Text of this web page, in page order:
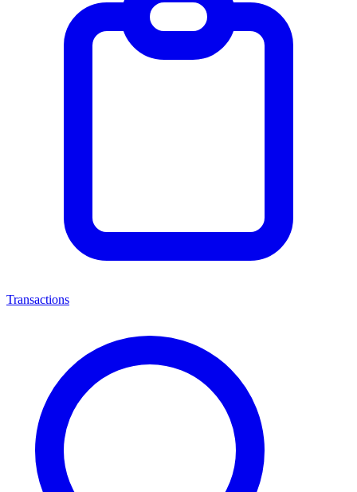
Transactions